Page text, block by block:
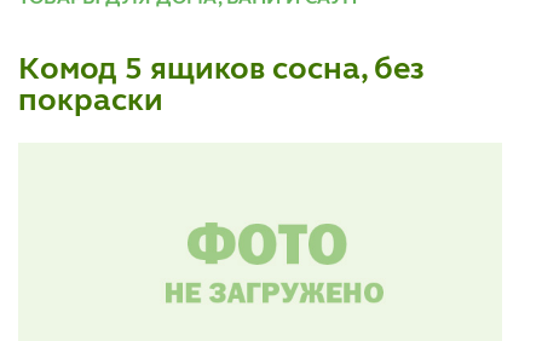
Комод 5 ящиков сосна, без
покраски